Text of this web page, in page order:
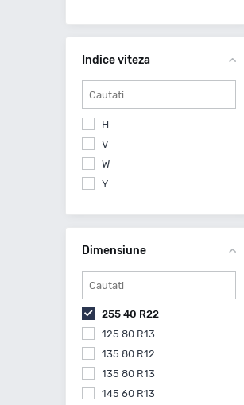
Indice viteza
H
V
W
Y
Dimensiune
255 40 R22
125 80 R13
135 80 R12
135 80 R13
145 60 R13